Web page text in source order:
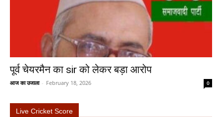
पूर्व चेयरमैन का sir को लेकर बड़ा आरोप
आज का उजाला - February 18, 2026 0
Live Cricket Score